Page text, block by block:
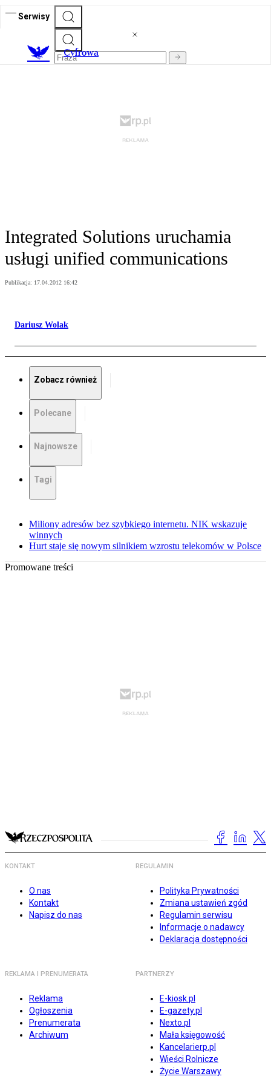
Serwisy
Cyfrowa
Integrated Solutions uruchamia
usługi unified communications
Publikacja: 17.04.2012 16:42
Dariusz Wolak
Zobacz również
Polecane
Najnowsze
Tagi
Miliony adresów bez szybkiego internetu. NIK wskazuje
winnych
Hurt staje się nowym silnikiem wzrostu telekomów w Polsce
Promowane treści
KONTAKT
O nas
Kontakt
Napisz do nas
REGULAMIN
Polityka Prywatności
Zmiana ustawień zgód
Regulamin serwisu
Informacje o nadawcy
Deklaracja dostępności
REKLAMA I PRENUMERATA
Reklama
Ogłoszenia
Prenumerata
Archiwum
PARTNERZY
E-kiosk.pl
E-gazety.pl
Nexto.pl
Mała księgowość
Kancelarierp.pl
Wieści Rolnicze
Życie Warszawy